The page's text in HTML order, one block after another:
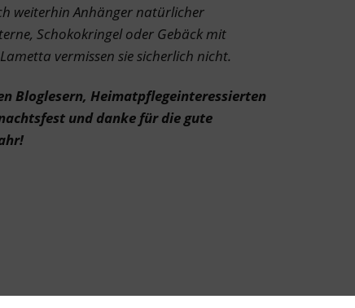
weiterhin Anhänger natürlicher
Schokokringel oder Gebäck mit
vermissen sie sicherlich nicht.
Bloglesern, Heimatpflegeinteressierten
und danke für die gute